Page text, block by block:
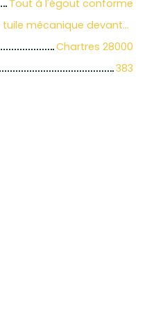
Tout à l'égout conforme
Tuile de pays arrière + tuile mécanique devanture
Chartres 28000
383